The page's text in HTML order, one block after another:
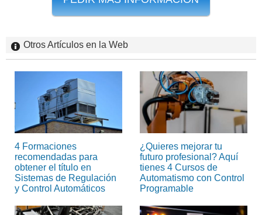
Otros Artículos en la Web
4 Formaciones
recomendadas para
obtener el título en
Sistemas de Regulación
y Control Automáticos
¿Quieres mejorar tu
futuro profesional? Aquí
tienes 4 Cursos de
Automatismo con Control
Programable